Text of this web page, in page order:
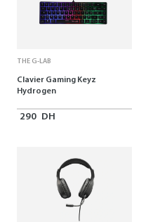
THE G-LAB
Clavier Gaming Keyz
Hydrogen
290 DH